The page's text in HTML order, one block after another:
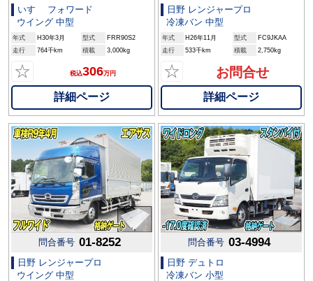
いすゞ フォワード
ウイング 中型
年式 H30年3月 型式
FRR90S2
走行
764千km 積載 3,000kg
☆ 税込306万円
詳細ページ
日野 レンジャープロ
冷凍バン 中型
年式 H26年11月 型式
FC9JKAA
走行
533千km 積載 2,750kg
☆ お問合せ
詳細ページ
問合番号 01-8252
日野 レンジャープロ
ウイング 中型
問合番号 03-4994
日野 デュトロ
冷凍バン 小型